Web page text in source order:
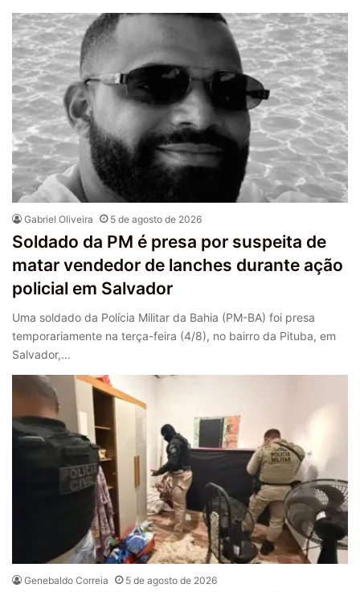
Gabriel Oliveira 5 de agosto de 2026
Soldado da PM é presa por suspeita de
matar vendedor de lanches durante ação
policial em Salvador
Uma soldado da Polícia Militar da Bahia (PM-BA) foi presa
temporariamente na terça-feira (4/8), no bairro da Pituba, em
Salvador,…
Genebaldo Correia 5 de agosto de 2026